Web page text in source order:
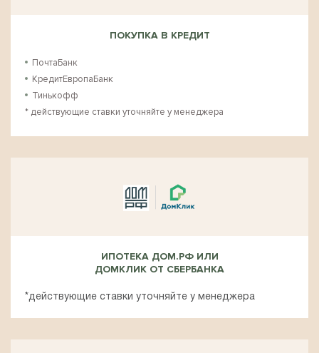
ПОКУПКА В КРЕДИТ
ПочтаБанк
КредитЕвропаБанк
Тинькофф
* действующие ставки уточняйте у менеджера
ИПОТЕКА ДОМ.РФ ИЛИ
ДОМКЛИК ОТ СБЕРБАНКА
*действующие ставки уточняйте у менеджера